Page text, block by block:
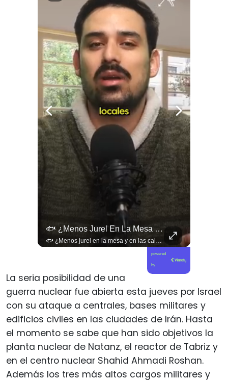
🐟 ¿Menos Jurel En La Mesa Y En Las Caletas?
🐟 ¿Menos jurel en la mesa y en las caletas? El cambio climático y El Niño alteran las aguas chilenas. 🌊🇨🇱 Especialistas advierten que las anomalías térmicas en el océano están desplazando los cardúmenes de jurel hacia zonas más profundas y australes, alejándolos de la costa. El fenómeno golpea directamente el sustento de la pesca artesanal y amenaza la canasta básica familiar, al restringir la oferta de una de las fuentes de proteína más populares y accesibles del país. 📉🎣 🎥 Revisa el análisis científico completo y el impacto en las comunidades costeras en elciudadano.com 🔗 (Link en la biografía). ¿Has notado la escasez o el alza de precio del jurel en tu ciudad? Te leemos en los comentarios. 💬👇🏼
powered
by
La seria posibilidad de una
guerra nuclear fue abierta esta jueves por Israel
con su ataque a centrales, bases militares y
edificios civiles en las ciudades de Irán. Hasta
el momento se sabe que han sido objetivos la
planta nuclear de Natanz, el reactor de Tabriz y
en el centro nuclear Shahid Ahmadi Roshan.
Además los tres más altos cargos militares y